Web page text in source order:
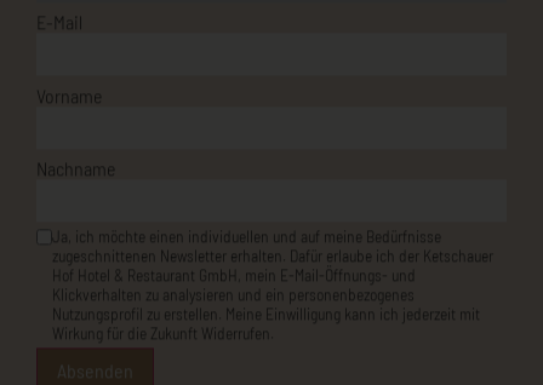
Hof Hotel & Restaurant GmbH, mein E-Mail-Öffnungs- und
Klickverhalten zu analysieren und ein personenbezogenes
Nutzungsprofil zu erstellen. Meine Einwilligung kann ich jederzeit mit
Wirkung für die Zukunft Widerrufen.
Absenden